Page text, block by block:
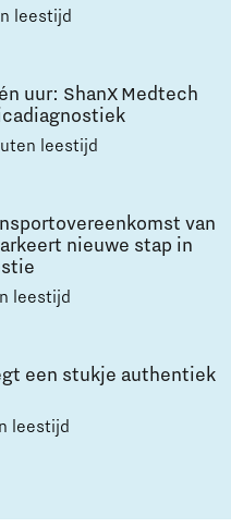
leestijd
uur: ShanX Medtech
leestijd
van
nieuwe stap in
leestijd
een stukje authentiek
leestijd